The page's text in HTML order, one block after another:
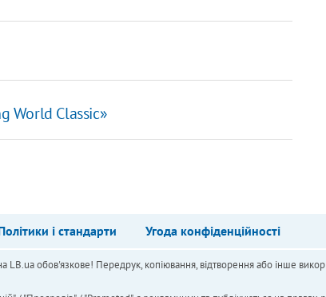
World Classic»
і стандарти Угода конфіденційності
LB.ua обов'язкове! Передрук, копіювання, відтворення або інше